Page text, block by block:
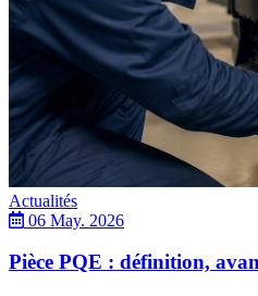
Actualités
06 May. 2026
Pièce PQE : définition,